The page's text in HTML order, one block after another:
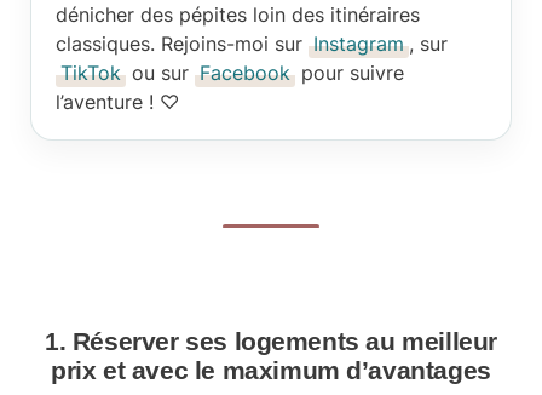
dénicher des pépites loin des itinéraires
classiques. Rejoins-moi sur Instagram , sur
TikTok ou sur Facebook pour suivre
l’aventure ! ♡
1. Réserver ses logements au meilleur
prix et avec le maximum d’avantages